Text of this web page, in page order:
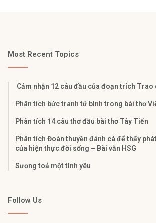
Most Recent Topics
Cảm nhận 12 câu đầu của đoạn trích Trao
Phân tích bức tranh tứ bình trong bài thơ
Phân tích 14 câu thơ đầu bài thơ Tây Tiến
Phân tích Đoàn thuyền đánh cá để thấy
của hiện thực đời sống – Bài văn HSG
Sương toả một tình yêu
Follow Us